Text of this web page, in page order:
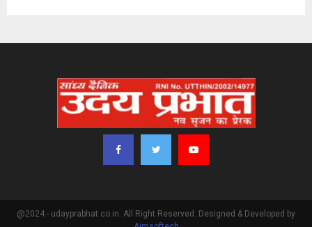
@2024 - udayprabhat.co.in. All Right Reserved. Designed & Developed by